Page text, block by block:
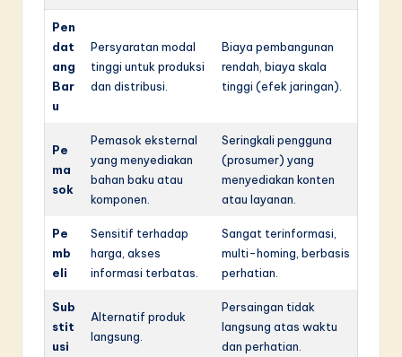
Pen
dat
ang
Bar
u
Persyaratan modal
tinggi untuk produksi
dan distribusi.
Biaya pembangunan
rendah, biaya skala
tinggi (efek jaringan).
Pe
ma
sok
Pemasok eksternal
yang menyediakan
bahan baku atau
komponen.
Seringkali pengguna
(prosumer) yang
menyediakan konten
atau layanan.
Pe
mb
eli
Sensitif terhadap
harga, akses
informasi terbatas.
Sangat terinformasi,
multi-homing, berbasis
perhatian.
Sub
stit
usi
Alternatif produk
langsung.
Persaingan tidak
langsung atas waktu
dan perhatian.